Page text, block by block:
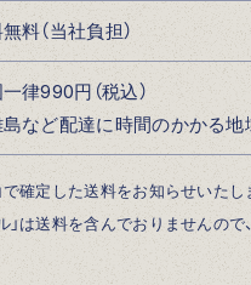
料（当社負担）
律990円（税込）
など配達に時間のかかる地
確定した送料をお知らせいたし
は送料を含んでおりませんの